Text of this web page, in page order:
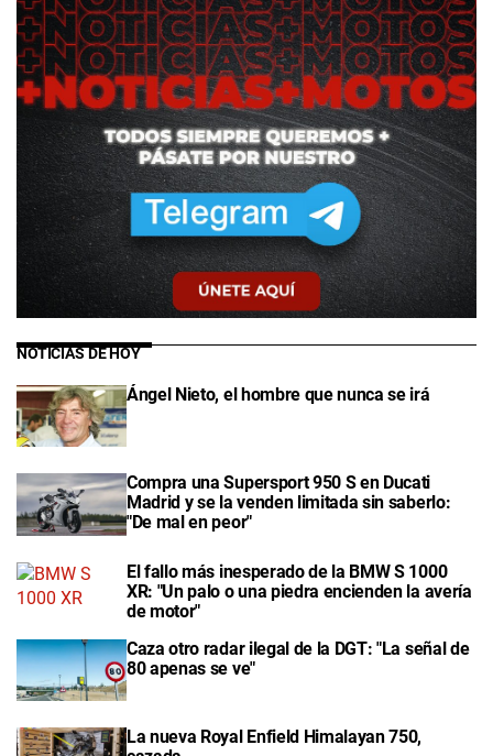
NOTICIAS DE HOY
Ángel Nieto, el hombre que nunca se irá
Compra una Supersport 950 S en Ducati
Madrid y se la venden limitada sin saberlo:
"De mal en peor"
El fallo más inesperado de la BMW S 1000
XR: "Un palo o una piedra encienden la avería
de motor"
Caza otro radar ilegal de la DGT: "La señal de
80 apenas se ve"
La nueva Royal Enfield Himalayan 750,